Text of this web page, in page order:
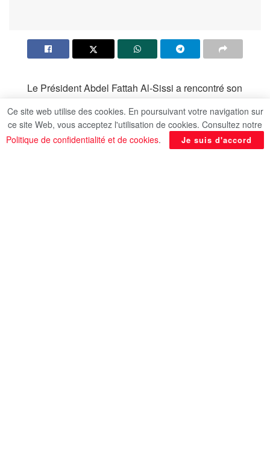
Le Président Abdel Fattah Al-Sissi a rencontré son
marge du sommet du G20 organisé à Rio de
Janeiro, au Brésil. Cet échange reflète la volonté
commune des deux nations de consolider leur
Ce site web utilise des cookies. En poursuivant votre navigation sur
ce site Web, vous acceptez l'utilisation de cookies. Consultez notre
Politique de confidentialité et de cookies. Je suis d'accord